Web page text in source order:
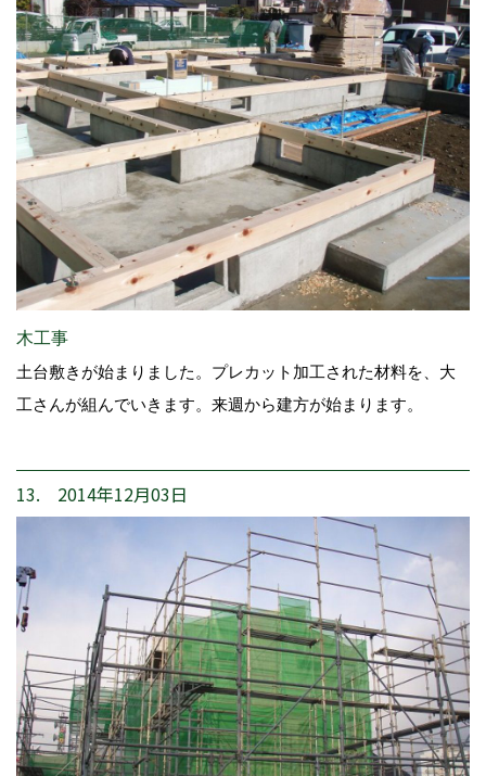
木工事
土台敷きが始まりました。プレカット加工された材料を、大
工さんが組んでいきます。来週から建方が始まります。
13. 2014年12月03日